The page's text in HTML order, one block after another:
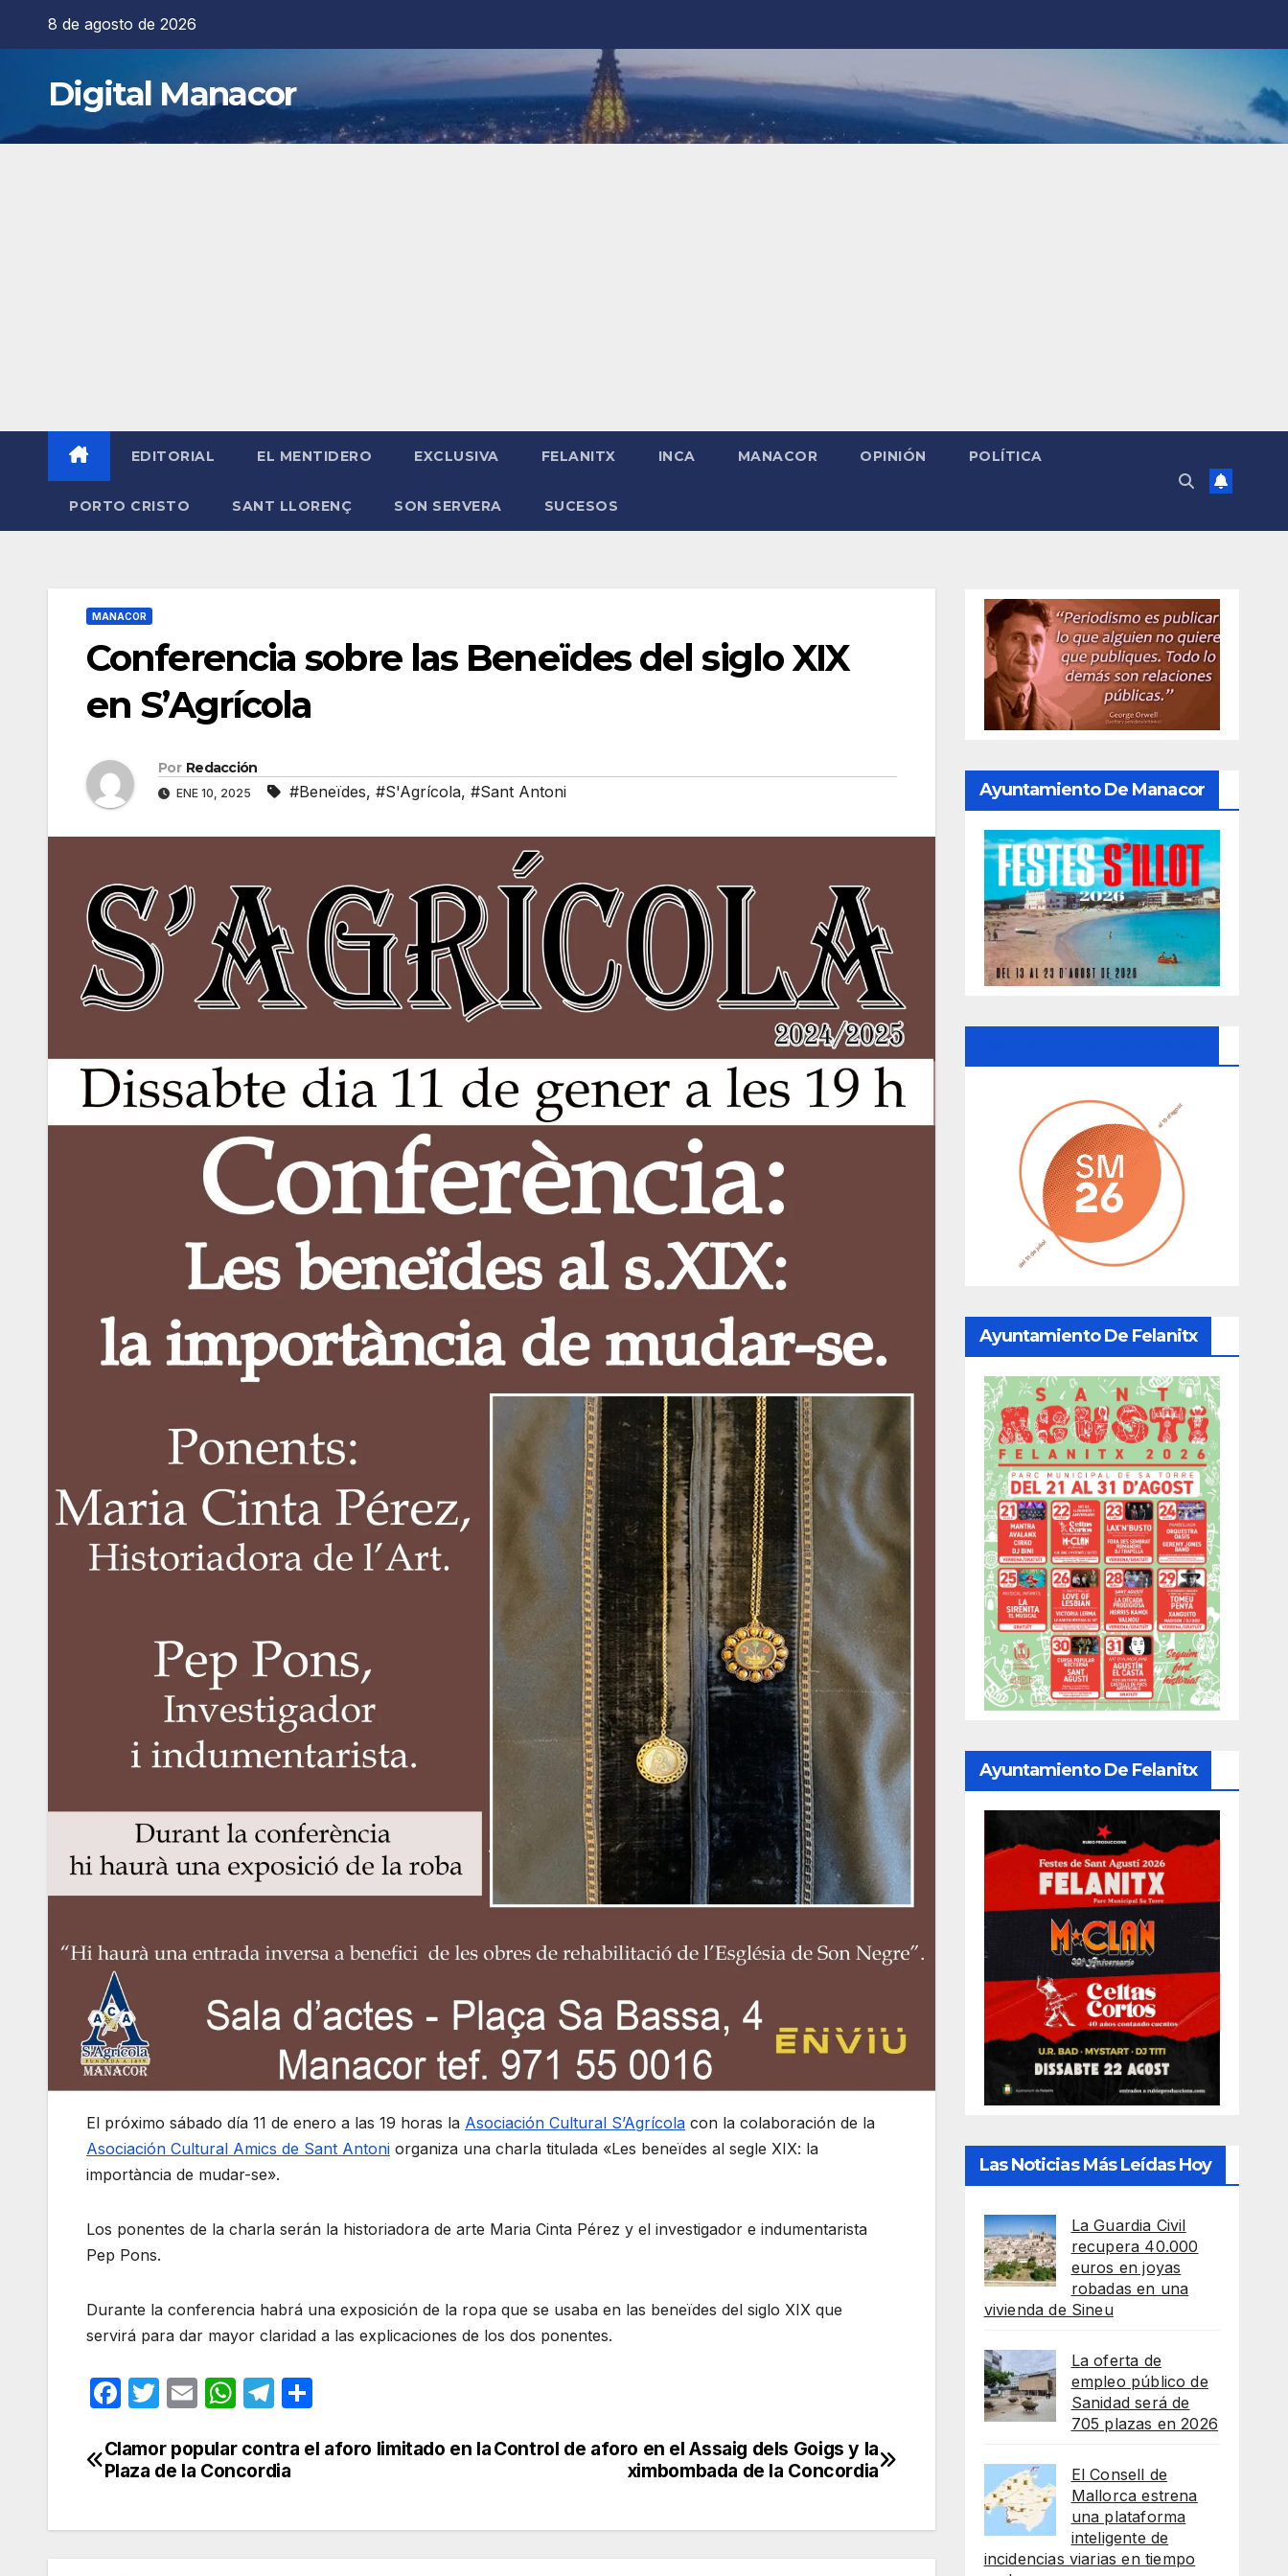
8 de agosto de 2026
Digital Manacor
EDITORIAL EL MENTIDERO EXCLUSIVA FELANITX INCA MANACOR OPINIÓN POLÍTICA
PORTO CRISTO SANT LLORENÇ SON SERVERA SUCESOS
MANACOR
Conferencia sobre las Beneïdes del siglo XIX
en S’Agrícola
Por Redacción
ENE 10, 2025 #Beneïdes, #S'Agrícola, #Sant Antoni
El próximo sábado día 11 de enero a las 19 horas la Asociación Cultural S’Agrícola con la colaboración de la
Asociación Cultural Amics de Sant Antoni organiza una charla titulada «Les beneïdes al segle XIX: la
importància de mudar-se».
Los ponentes de la charla serán la historiadora de arte Maria Cinta Pérez y el investigador e indumentarista
Pep Pons.
Durante la conferencia habrá una exposición de la ropa que se usaba en las beneïdes del siglo XIX que
servirá para dar mayor claridad a las explicaciones de los dos ponentes.
F
c
e
T
itt
er
E
ail
W
at
s
T
e
gr
m
Navegación
entradas
Control de aforo en el Assaig dels Goigs y la
ximbombada de la Concordia
Clamor popular contra el aforo limitado en la
Plaza de la Concordia
Ayuntamiento De Manacor
Ayuntamiento De Felanitx
Ayuntamiento De Felanitx
Las Noticias Más Leídas Hoy
La Guardia Civil
recupera 40.000
euros en joyas
robadas en una
vivienda de Sineu
La oferta de
empleo público de
Sanidad será de
705 plazas en 2026
El Consell de
Mallorca estrena
una plataforma
inteligente de
incidencias viarias en tiempo